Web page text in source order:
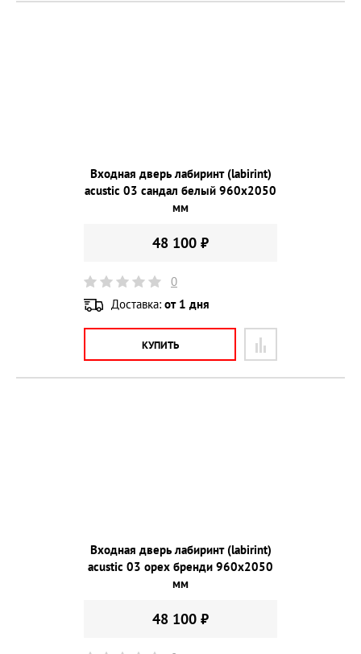
Входная дверь лабиринт (labirint)
acustic 03 сандал белый 960х2050
мм
48 100 ₽
0
Доставка: от 1 дня
КУПИТЬ
Входная дверь лабиринт (labirint)
acustic 03 орех бренди 960х2050
мм
48 100 ₽